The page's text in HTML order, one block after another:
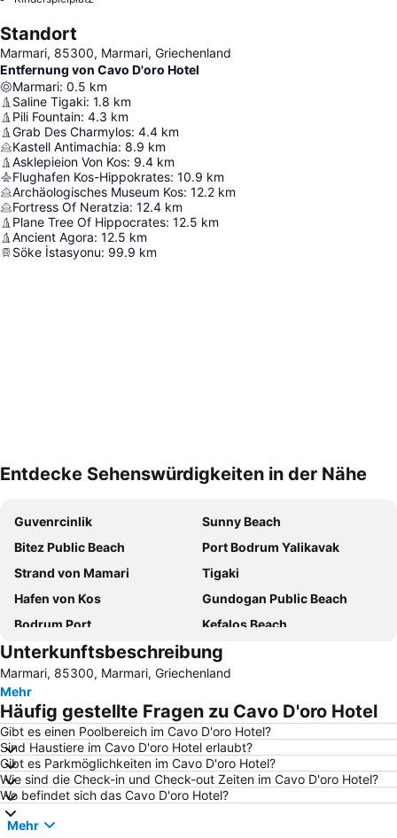
Standort
Marmari, 85300, Marmari, Griechenland
Entfernung von Cavo D'oro Hotel
Marmari: 0.5 km
Saline Tigaki: 1.8 km
Pili Fountain: 4.3 km
Grab Des Charmylos: 4.4 km
Kastell Antimachia: 8.9 km
Asklepieion Von Kos: 9.4 km
Flughafen Kos-Hippokrates: 10.9 km
Archäologisches Museum Kos: 12.2 km
Fortress Of Neratzia: 12.4 km
Plane Tree Of Hippocrates: 12.5 km
Ancient Agora: 12.5 km
Söke İstasyonu: 99.9 km
Entdecke Sehenswürdigkeiten in der Nähe
Guvenrcinlik
Sunny Beach
Bitez Public Beach
Port Bodrum Yalikavak
Strand von Mamari
Tigaki
Hafen von Kos
Gundogan Public Beach
Bodrum Port
Kefalos Beach
Internationaler Flughafen Kos-Hippokrates
Bodrum Castle
Kardamena
D-Marin Turgutreis Marina
Gumbet Beach
Marina Yacht Club
Lambi Strand
Yalikavak Public Beach
Archaeological Museum of Nisyros
Marina Kos
Kumbahce Public Beach
Paradise Beach
Massouri
Golturkbuku Coast
Tam Tam Strand
Unterkunftsbeschreibung
Marmari, 85300, Marmari, Griechenland
Mehr
Häufig gestellte Fragen zu Cavo D'oro Hotel
Gibt es einen Poolbereich im Cavo D'oro Hotel?
Sind Haustiere im Cavo D'oro Hotel erlaubt?
Gibt es Parkmöglichkeiten im Cavo D'oro Hotel?
Wie sind die Check-in und Check-out Zeiten im Cavo D'oro Hotel?
Wo befindet sich das Cavo D'oro Hotel?
Mehr